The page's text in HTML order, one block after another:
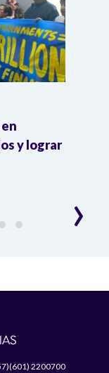
y lograr
›
2200700